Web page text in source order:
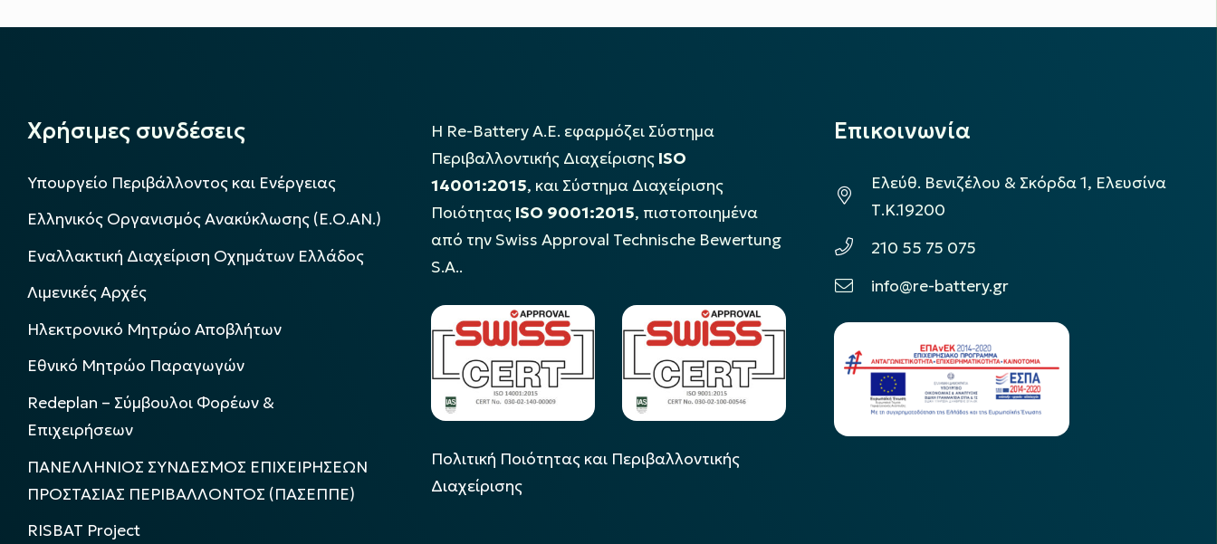
Χρήσιμες συνδέσεις
Υπουργείο Περιβάλλοντος και Ενέργειας
Ελληνικός Οργανισμός Ανακύκλωσης (Ε.Ο.ΑΝ.)
Εναλλακτική Διαχείριση Οχημάτων Ελλάδος
Λιμενικές Αρχές
Ηλεκτρονικό Μητρώο Αποβλήτων
Εθνικό Μητρώο Παραγωγών
Redeplan – Σύμβουλοι Φορέων &
Επιχειρήσεων
ΠΑΝΕΛΛΗΝΙΟΣ ΣΥΝΔΕΣΜΟΣ ΕΠΙΧΕΙΡΗΣΕΩΝ
ΠΡΟΣΤΑΣΙΑΣ ΠΕΡΙΒΑΛΛΟΝΤΟΣ (ΠΑΣΕΠΠΕ)
RISBAT Project
Η Re-Battery Α.Ε. εφαρμόζει Σύστημα
Περιβαλλοντικής Διαχείρισης ISO
14001:2015, και Σύστημα Διαχείρισης
Ποιότητας ISO 9001:2015, πιστοποιημένα
από την Swiss Approval Technische Bewertung
S.A..
Πολιτική Ποιότητας και Περιβαλλοντικής
Διαχείρισης
Επικοινωνία
Ελεύθ. Βενιζέλου & Σκόρδα 1, Ελευσίνα
Τ.Κ.19200
210 55 75 075
info@re-battery.gr